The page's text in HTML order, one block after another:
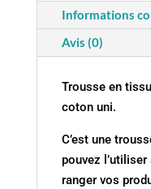
Informations
Avis (0)
Trousse en
coton uni.
C’est une
pouvez
ranger vos